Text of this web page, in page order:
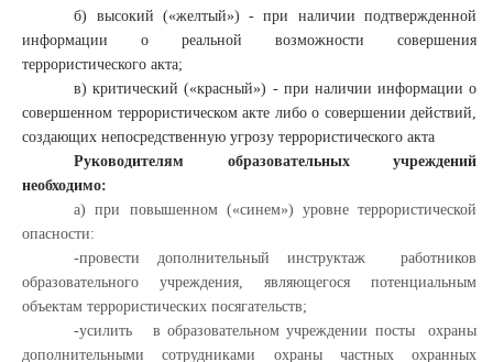
б) высокий («желтый») - при наличии подтвержденной
информации о реальной возможности совершения
террористического акта;
в) критический («красный») - при наличии информации о
совершенном террористическом акте либо о совершении действий,
создающих непосредственную угрозу террористического акта
Руководителям образовательных учреждений
необходимо:
а) при повышенном («синем») уровне террористической
опасности:
-провести дополнительный инструктаж работников
образовательного учреждения, являющегося потенциальным
объектам террористических посягательств;
-усилить в образовательном учреждении посты охраны
дополнительными сотрудниками охраны частных охранных